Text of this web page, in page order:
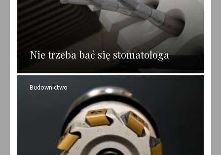
Nie trzeba bać się stomatologa
Budownictwo